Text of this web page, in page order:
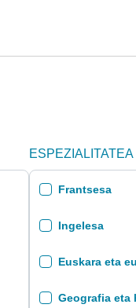
ESPEZIALITATEA
Frantsesa
Ingelesa
Euskara eta
Geografia eta